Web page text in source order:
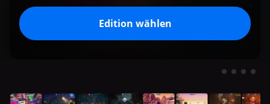
Edition wählen